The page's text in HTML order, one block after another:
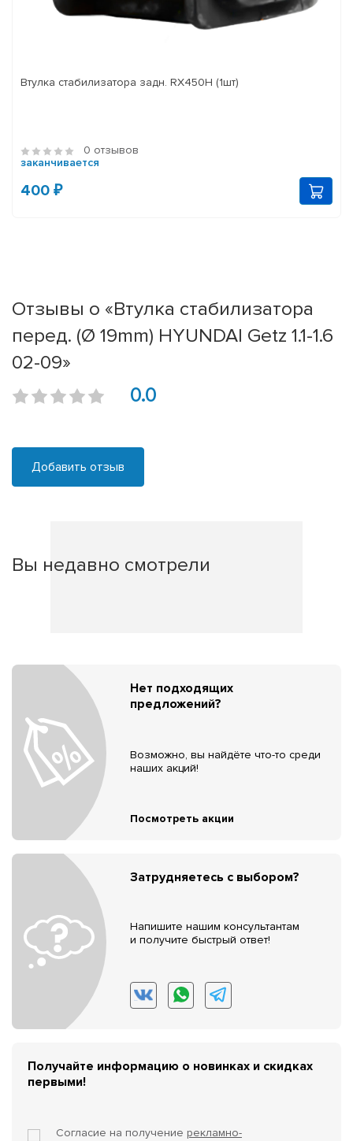
Втулка стабилизатора задн. RX450H (1шт)
0 отзывов
заканчивается
400 ₽
Отзывы о «Втулка стабилизатора
перед. (Ø 19mm) HYUNDAI Getz 1.1-1.6
02-09»
0.0
Добавить отзыв
Вы недавно смотрели
Нет подходящих
предложений?
Возможно, вы найдёте что-то среди
наших акций!
Посмотреть акции
Затрудняетесь с выбором?
Напишите нашим консультантам
и получите быстрый ответ!
Получайте информацию о новинках и скидках
первыми!
Согласие на получение рекламно-